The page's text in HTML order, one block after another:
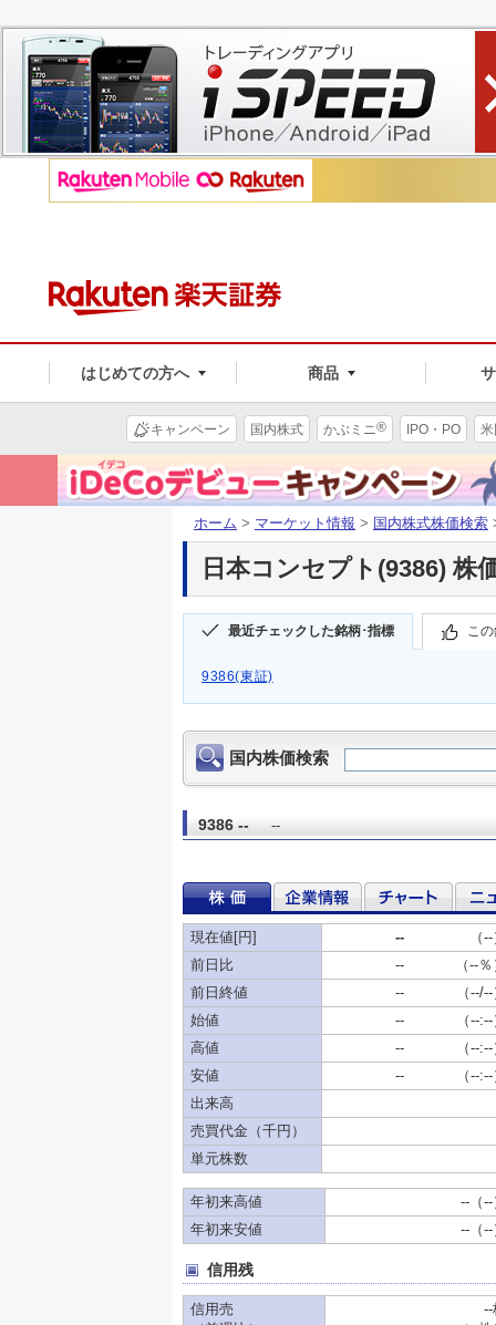
はじめての方へ 商品
キャンペーン 国内株式 かぶミニ® IPO・PO
ホーム > マーケット情報 > 国内株式株価検索
日本コンセプト(9386) 株
最近チェックした銘柄･指標 こ
9386(東証)